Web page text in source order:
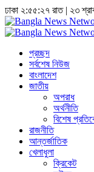
ঢাকা ২:৫৫:২৮ রাত| ২৩
প্রচ্ছদ
সর্বশেষ নিউজ
বাংলাদেশ
জাতীয়
অপরাধ
অর্থনীতি
বিশেষ
রাজনীতি
আন্তর্জাতিক
খেলাধুলা
ক্রিকেট